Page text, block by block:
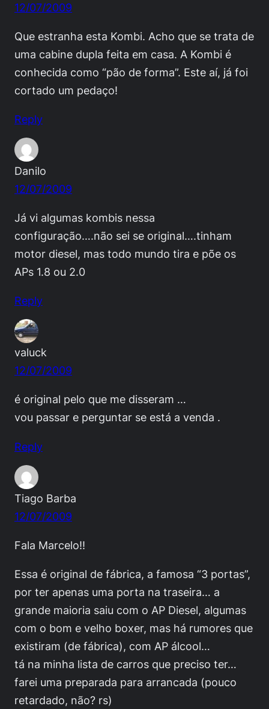
12/07/2009
Que estranha esta Kombi. Acho que se trata de
uma cabine dupla feita em casa. A Kombi é
conhecida como “pão de forma”. Este aí, já foi
cortado um pedaço!
Reply
Danilo
12/07/2009
Já vi algumas kombis nessa
configuração….não sei se original….tinham
motor diesel, mas todo mundo tira e põe os
APs 1.8 ou 2.0
Reply
valuck
12/07/2009
é original pelo que me disseram …
vou passar e perguntar se está a venda .
Reply
Tiago Barba
12/07/2009
Fala Marcelo!!
Essa é original de fábrica, a famosa “3 portas”,
por ter apenas uma porta na traseira… a
grande maioria saiu com o AP Diesel, algumas
com o bom e velho boxer, mas há rumores que
existiram (de fábrica), com AP álcool…
tá na minha lista de carros que preciso ter…
farei uma preparada para arrancada (pouco
retardado, não? rs)